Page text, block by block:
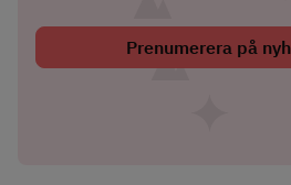
Prenumerera på